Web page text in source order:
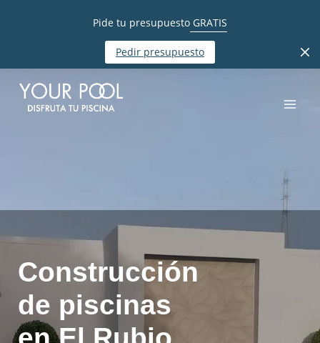
Pide tu presupuesto GRATIS
Pedir presupuesto
Construcción
de piscinas